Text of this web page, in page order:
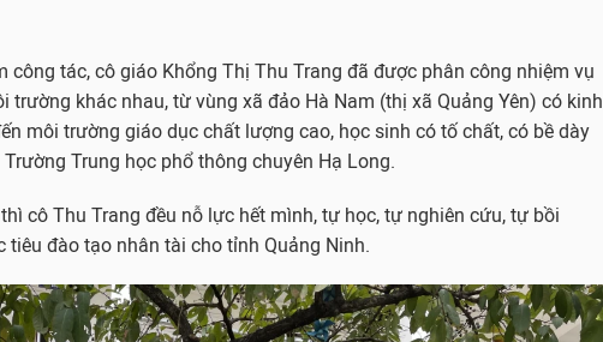
công tác, cô giáo Khổng Thị Thu Trang đã được phân công nhiệm vụ
trường khác nhau, từ vùng xã đảo Hà Nam (thị xã Quảng Yên) có kinh
môi trường giáo dục chất lượng cao, học sinh có tố chất, có bề dày
Trung học phổ thông chuyên Hạ Long.
cô Thu Trang đều nỗ lực hết mình, tự học, tự nghiên cứu, tự bồi
tiêu đào tạo nhân tài cho tỉnh Quảng Ninh.